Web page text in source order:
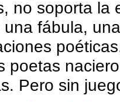
no soporta la
fábula,
poetas
Pero sin